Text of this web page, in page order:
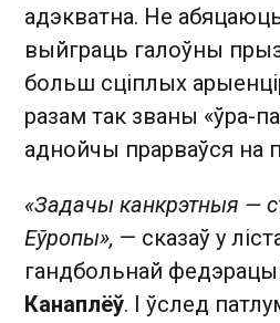
адэкватна. Не абяцаюць
выйграць галоўны
больш сціплых
разам так званы «ўра-
аднойчы прарваўся на
«Задачы канкрэтныя —
Еўропы», — сказаў у
гандбольнай
Канаплёў. І ўслед